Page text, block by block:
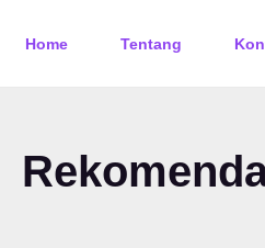
Home Tentang